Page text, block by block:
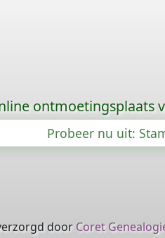
ontmoetingsplaats
Probeer nu uit:
door Coret